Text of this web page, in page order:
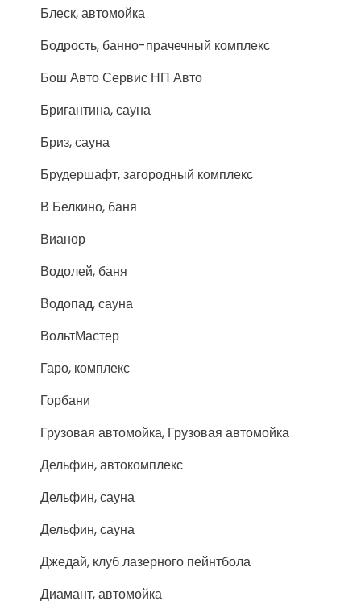
Блеск, автомойка
Бодрость, банно-прачечный комплекс
Бош Авто Сервис НП Авто
Бригантина, сауна
Бриз, сауна
Брудершафт, загородный комплекс
В Белкино, баня
Вианор
Водолей, баня
Водопад, сауна
ВольтМастер
Гаро, комплекс
Горбани
Грузовая автомойка, Грузовая автомойка
Дельфин, автокомплекс
Дельфин, сауна
Дельфин, сауна
Джедай, клуб лазерного пейнтбола
Диамант, автомойка